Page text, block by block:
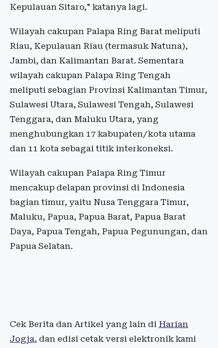
Kepulauan Sitaro," katanya lagi.
Wilayah cakupan Palapa Ring Barat meliputi
Riau, Kepulauan Riau (termasuk Natuna),
Jambi, dan Kalimantan Barat. Sementara
wilayah cakupan Palapa Ring Tengah
meliputi sebagian Provinsi Kalimantan Timur,
Sulawesi Utara, Sulawesi Tengah, Sulawesi
Tenggara, dan Maluku Utara, yang
menghubungkan 17 kabupaten/kota utama
dan 11 kota sebagai titik interkoneksi.
Wilayah cakupan Palapa Ring Timur
mencakup delapan provinsi di Indonesia
bagian timur, yaitu Nusa Tenggara Timur,
Maluku, Papua, Papua Barat, Papua Barat
Daya, Papua Tengah, Papua Pegunungan, dan
Papua Selatan.
Cek Berita dan Artikel yang lain di Harian
Jogja, dan edisi cetak versi elektronik kami